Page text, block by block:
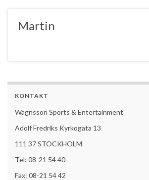
Martin
KONTAKT
Wagnsson Sports & Entertainment
Adolf Fredriks Kyrkogata 13
111 37 STOCKHOLM
Tel: 08-21 54 40
Fax: 08-21 54 42